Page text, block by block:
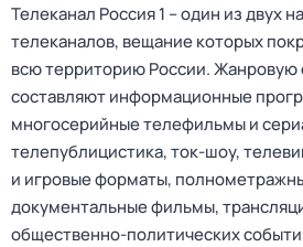
Телеканал Россия 1 – один из двух
телеканалов, вещание которых
всю территорию России. Жанровую
составляют информационные
многосерийные телефильмы и
телепублицистика, ток-шоу,
и игровые форматы,
документальные фильмы,
общественно-политических